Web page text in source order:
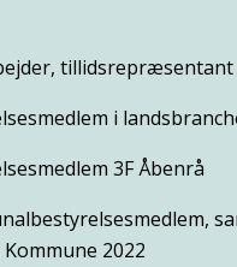
i
3F Åbenrå
2022